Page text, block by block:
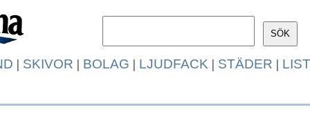
| SKIVOR | BOLAG | LJUDFACK | STÄDER |